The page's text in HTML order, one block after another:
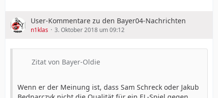
User-Kommentare zu den Bayer04-Nachrichten
n1klas 3. Oktober 2018 um 09:12
Zitat von Bayer-Oldie
Wenn er der Meinung ist, dass Sam Schreck oder Jakub